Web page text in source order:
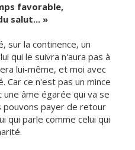
favorable,
salut... »
sur la continence, un
qui le suivra n'aura pas à
lui-même, et moi avec
Car ce n'est pas un mince
âme égarée qui va se
pouvons payer de retour
qui parle comme celui qui